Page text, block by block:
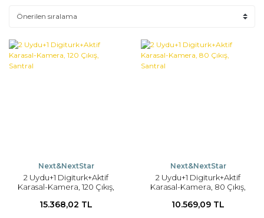
Next&NextStar
2 Uydu+1 Digiturk+Aktif
Karasal-Kamera, 120 Çıkış,
15.368,02 TL
Next&NextStar
2 Uydu+1 Digiturk+Aktif
Karasal-Kamera, 80 Çıkış,
10.569,09 TL